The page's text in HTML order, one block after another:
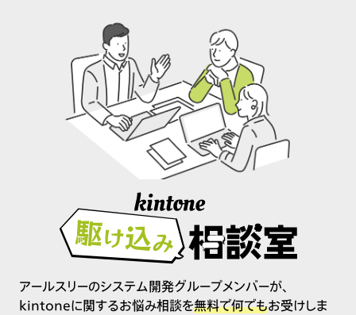
アールスリーのシステム開発グループメンバーが、
kintoneに関するお悩み相談を無料で何でもお受けしま